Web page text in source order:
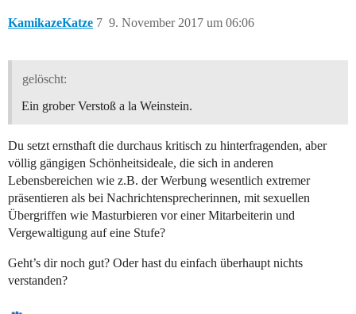
KamikazeKatze 9. November 2017 um 06:06
7
gelöscht:
Ein grober Verstoß a la Weinstein.
Du setzt ernsthaft die durchaus kritisch zu hinterfragenden, aber
völlig gängigen Schönheitsideale, die sich in anderen
Lebensbereichen wie z.B. der Werbung wesentlich extremer
präsentieren als bei Nachrichtensprecherinnen, mit sexuellen
Übergriffen wie Masturbieren vor einer Mitarbeiterin und
Vergewaltigung auf eine Stufe?
Geht’s dir noch gut? Oder hast du einfach überhaupt nichts
verstanden?